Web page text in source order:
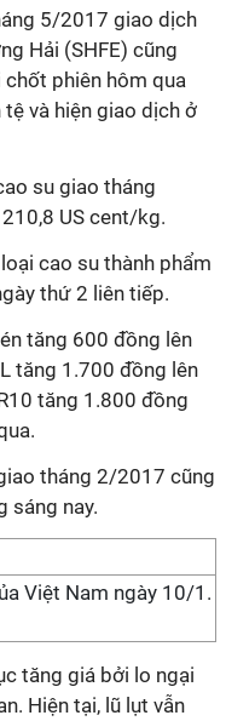
5/2017 giao dịch
Hải (SHFE) cũng
phiên hôm qua
và hiện giao dịch ở
su giao tháng
US cent/kg.
cao su thành phẩm
thứ 2 liên tiếp.
tăng 600 đồng lên
tăng 1.700 đồng lên
tăng 1.800 đồng
tháng 2/2017 cũng
sáng nay.
Việt Nam ngày 10/1.
tăng giá bởi lo ngại
Hiện tại, lũ lụt vẫn